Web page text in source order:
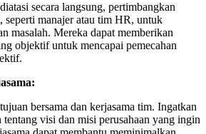
secara langsung, pertimbangkan
seperti manajer atau tim HR, untuk
masalah. Mereka dapat memberikan
objektif untuk mencapai pemecahan
bersama dan kerjasama tim. Ingatkan
visi dan misi perusahaan yang ingin